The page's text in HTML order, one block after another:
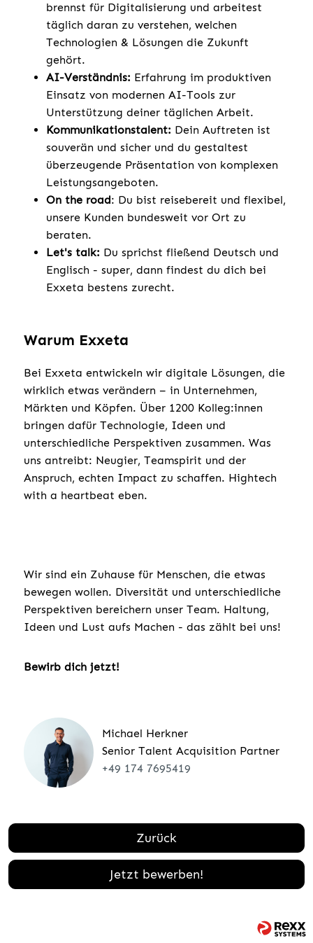
brennst für Digitalisierung und arbeitest
täglich daran zu verstehen, welchen
Technologien & Lösungen die Zukunft
gehört.
AI-Verständnis: Erfahrung im produktiven
Einsatz von modernen AI-Tools zur
Unterstützung deiner täglichen Arbeit.
Kommunikationstalent: Dein Auftreten ist
souverän und sicher und du gestaltest
überzeugende Präsentation von komplexen
Leistungsangeboten.
On the road: Du bist reisebereit und flexibel,
unsere Kunden bundesweit vor Ort zu
beraten.
Let's talk: Du sprichst fließend Deutsch und
Englisch - super, dann findest du dich bei
Exxeta bestens zurecht.
Warum Exxeta
Bei Exxeta entwickeln wir digitale Lösungen, die
wirklich etwas verändern – in Unternehmen,
Märkten und Köpfen. Über 1200 Kolleg:innen
bringen dafür Technologie, Ideen und
unterschiedliche Perspektiven zusammen. Was
uns antreibt: Neugier, Teamspirit und der
Anspruch, echten Impact zu schaffen. Hightech
with a heartbeat eben.
Wir sind ein Zuhause für Menschen, die etwas
bewegen wollen. Diversität und unterschiedliche
Perspektiven bereichern unser Team. Haltung,
Ideen und Lust aufs Machen - das zählt bei uns!
Bewirb dich jetzt!
Michael Herkner
Senior Talent Acquisition Partner
+49 174 7695419
Zurück
Jetzt bewerben!